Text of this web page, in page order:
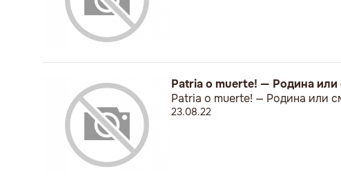
Patria о muerte! — Родина или
Patria о muerte! — Родина или
23.08.22